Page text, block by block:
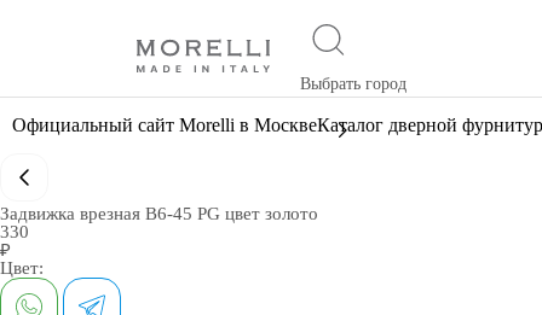
Выбрать город
Официальный сайт Morelli в МосквеКаталог дверной
Задвижка врезная B6-45 PG цвет золото
330
₽
Цвет: